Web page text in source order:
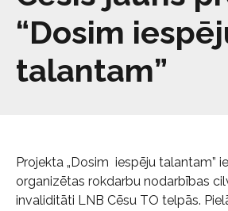
Par biedrību
Kontakti
“Dosim
talantam”
Projekta „Dosim iespēju talantam”
organizētas rokdarbu nodarbības
invaliditāti LNB Cēsu TO telpās.